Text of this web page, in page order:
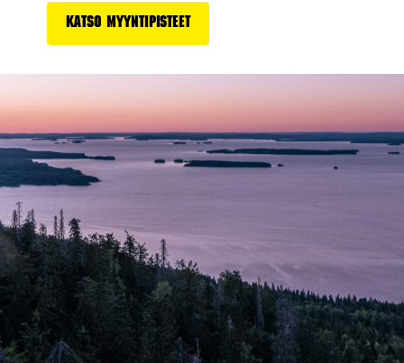
Katso myyntipisteet